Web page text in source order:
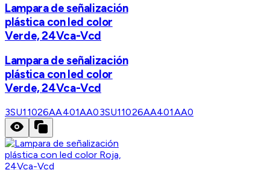
Lampara de señalización
plástica con led color
Verde, 24Vca-Vcd
Lampara de señalización
plástica con led color
Verde, 24Vca-Vcd
3SU11026AA401AA03SU11026AA401AA0